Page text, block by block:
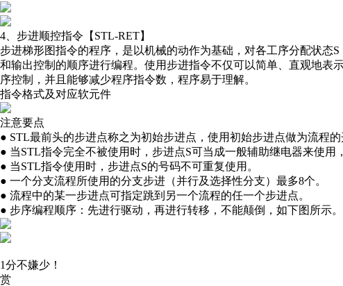
4、步进顺控指令【STL-RET】
步进梯形图指令的程序，是以机械的动作为基础，对各工序分配状态
和输出控制的顺序进行编程。使用步进指令不仅可以简单、直观地表
序控制，并且能够减少程序指令数，程序易于理解。
指令格式及对应软元件
注意要点
● STL最前头的步进点称之为初始步进点，使用初始步进点做为流程
● 当STL指令完全不被使用时，步进点S可当成一般辅助继电器来使用
● 当STL指令使用时，步进点S的号码不可重复使用。
● 一个分支流程所使用的分支步进（并行及选择性分支）最多8个。
● 流程中的某一步进点可指定跳到另一个流程的任一个步进点。
● 步序编程顺序：先进行驱动，再进行转移，不能颠倒，如下图所示。
1分不嫌少！
赏